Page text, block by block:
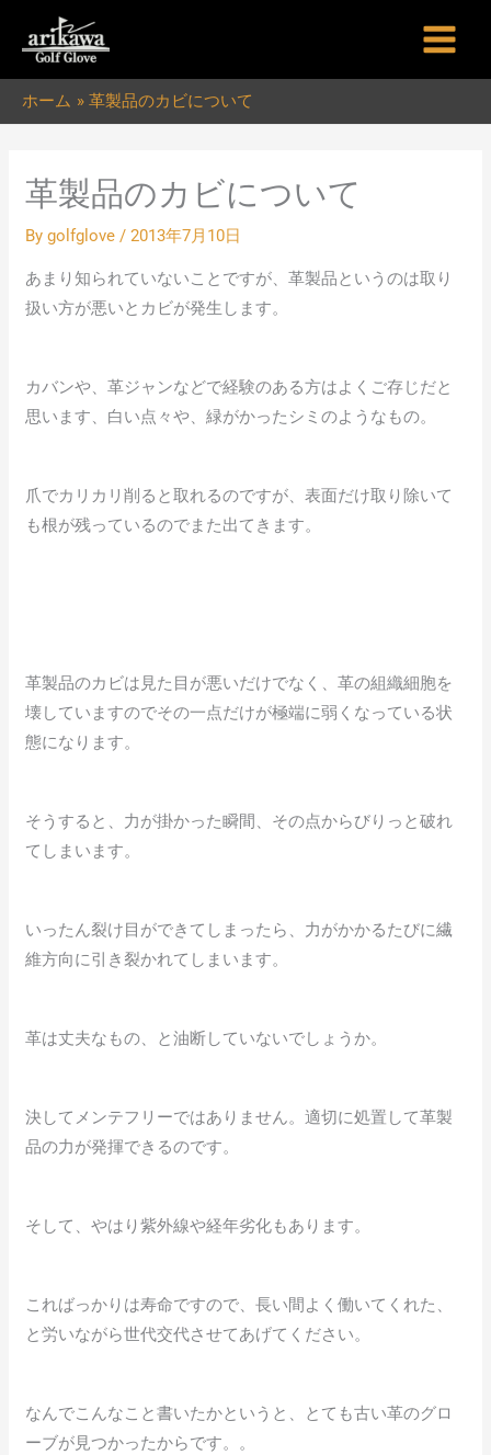
ホーム 革製品のカビについて
革製品のカビについて
Bygolfglove/2013年7月10日
あまり知られていないことですが、革製品というのは取り
扱い方が悪いとカビが発生します。
カバンや、革ジャンなどで経験のある方はよくご存じだと
思います、白い点々や、緑がかったシミのようなもの。
爪でカリカリ削ると取れるのですが、表面だけ取り除いて
も根が残っているのでまた出てきます。
革製品のカビは見た目が悪いだけでなく、革の組織細胞を
壊していますのでその一点だけが極端に弱くなっている状
態になります。
そうすると、力が掛かった瞬間、その点からびりっと破れ
てしまいます。
いったん裂け目ができてしまったら、力がかかるたびに繊
維方向に引き裂かれてしまいます。
革は丈夫なもの、と油断していないでしょうか。
決してメンテフリーではありません。適切に処置して革製
品の力が発揮できるのです。
そして、やはり紫外線や経年劣化もあります。
こればっかりは寿命ですので、長い間よく働いてくれた、
と労いながら世代交代させてあげてください。
なんでこんなこと書いたかというと、とても古い革のグロ
ーブが見つかったからです。。